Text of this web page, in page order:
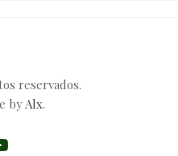
reservados.
byAlx.